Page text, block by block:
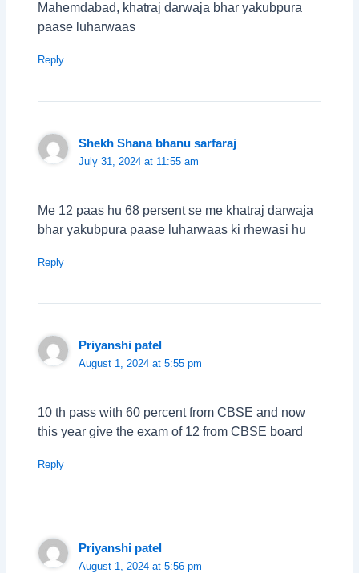
Mahemdabad, khatraj darwaja bhar yakubpura
paase luharwaas
Reply
Shekh Shana bhanu sarfaraj
July 31, 2024 at 11:55 am
Me 12 paas hu 68 persent se me khatraj darwaja
bhar yakubpura paase luharwaas ki rhewasi hu
Reply
Priyanshi patel
August 1, 2024 at 5:55 pm
10 th pass with 60 percent from CBSE and now
this year give the exam of 12 from CBSE board
Reply
Priyanshi patel
August 1, 2024 at 5:56 pm